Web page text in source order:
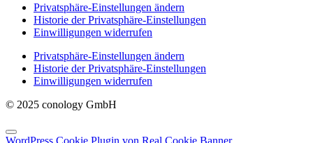
Privatsphäre-Einstellungen ändern
Historie der Privatsphäre-Einstellungen
Einwilligungen widerrufen
Privatsphäre-Einstellungen ändern
Historie der Privatsphäre-Einstellungen
Einwilligungen widerrufen
© 2025 conology GmbH
WordPress Cookie Plugin von Real Cookie Banner